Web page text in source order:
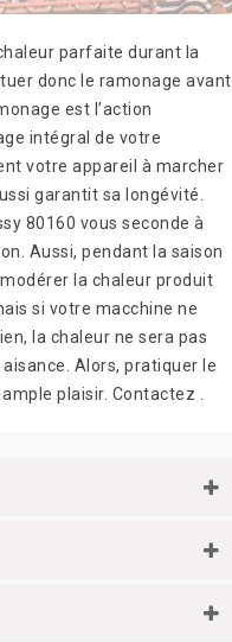
parfaite durant la
donc le ramonage avant
est l’action
intégral de votre
votre appareil à marcher
garantit sa longévité.
80160 vous seconde à
Aussi, pendant la saison
la chaleur produit
si votre macchine ne
la chaleur ne sera pas
Alors, pratiquer le
plaisir. Contactez .